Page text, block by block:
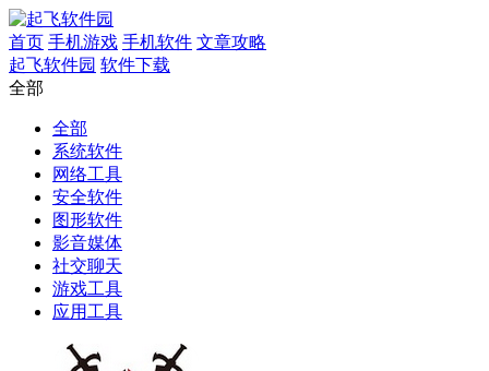
首页 手机游戏 手机软件 文章攻略
起飞软件园 软件下载
全部
全部
系统软件
网络工具
安全软件
图形软件
影音媒体
社交聊天
游戏工具
应用工具